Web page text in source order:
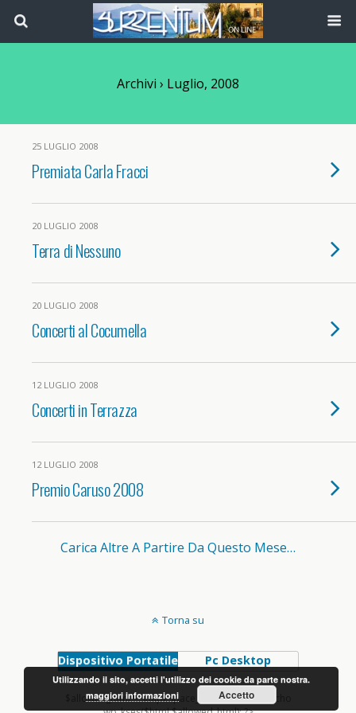
Archivi › Luglio, 2008
25 LUGLIO 2008
Premiata Carla Fracci
20 LUGLIO 2008
Terra di Nessuno
20 LUGLIO 2008
Concerti al Cocumella
12 LUGLIO 2008
Concerti in Terrazza
12 LUGLIO 2008
Premio Caruso 2008
Carica Altre A Partire Da Questo Mese…
Torna su
Dispositivo Portatile Pc Desktop
$allowed_html = shapeSpace_allowed_html(); echo
Utilizzando il sito, accetti l'utilizzo dei cookie da parte nostra.
maggiori informazioni
Accetto